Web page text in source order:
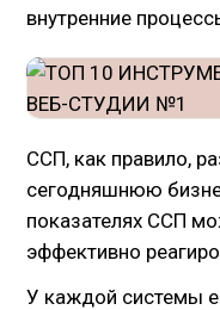
внутренние
ССП, как правило,
сегодняшнюю
показателях ССП
эффективно
У каждой системы